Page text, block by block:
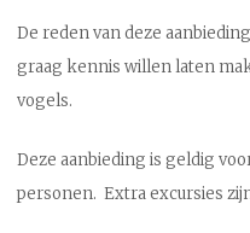
De reden van deze
graag kennis willen laten
vogels.
Deze aanbieding is geldig
personen. Extra excursies